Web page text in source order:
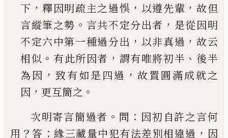
下 ，釋因明疏主之過悞 ， 以遵先輩 ， 故但
言縱筆之勢 。 言共不定分出者 ， 是從因明
不定六中第一種過分出 ， 以非真過 ， 故云
相似 。 有此所因者 ， 謂有唯將初半 、 後半
為因 ， 致有如是四過 ， 故置圓滿成就之
因 ， 更互簡之 。
次明寄言簡過者 。 問 ： 因初自許之言何
用 ？答 ： 緣三藏量中犯有法差別相違過 ， 因